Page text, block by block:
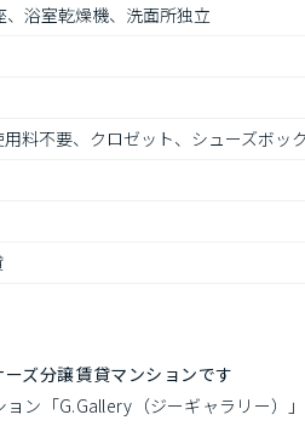
浴室乾燥機、洗面所独立
料不要、クロゼット、シューズボッ
ズ分譲賃貸マンションです
ン「G.Gallery（ジーギャラリー）